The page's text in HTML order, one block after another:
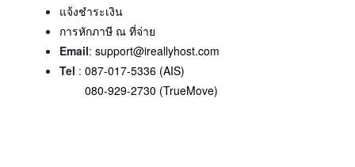
แจ้งชำระเงิน
การหักภาษี ณ ที่จ่าย
Email: support@ireallyhost.com
Tel : 087-017-5336 (AIS)
080-929-2730 (TrueMove)